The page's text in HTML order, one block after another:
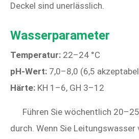
Deckel sind unerlässlich.
Wasserparameter
Temperatur: 22–24 °C
pH-Wert: 7,0–8,0 (6,5
Härte: KH 1–6, GH 3–12
Führen Sie wöchentlich
durch. Wenn Sie Leitungswasser